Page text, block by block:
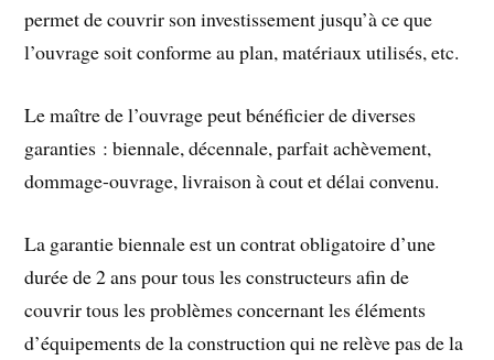
permet de couvrir son investissement jusqu’à ce que
l’ouvrage soit conforme au plan, matériaux utilisés, etc.
Le maître de l’ouvrage peut bénéficier de diverses
garanties : biennale, décennale, parfait achèvement,
dommage-ouvrage, livraison à cout et délai convenu.
La garantie biennale est un contrat obligatoire d’une
durée de 2 ans pour tous les constructeurs afin de
couvrir tous les problèmes concernant les éléments
d’équipements de la construction qui ne relève pas de la